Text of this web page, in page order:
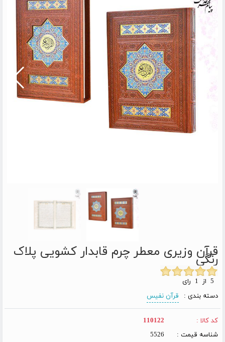
قرآن وزیری معطر چرم قابدار کشویی پلاک
رنگی
دسته بندی :
قرآن نفیس
کد کالا :
110122
شناسه قیمت :
5526